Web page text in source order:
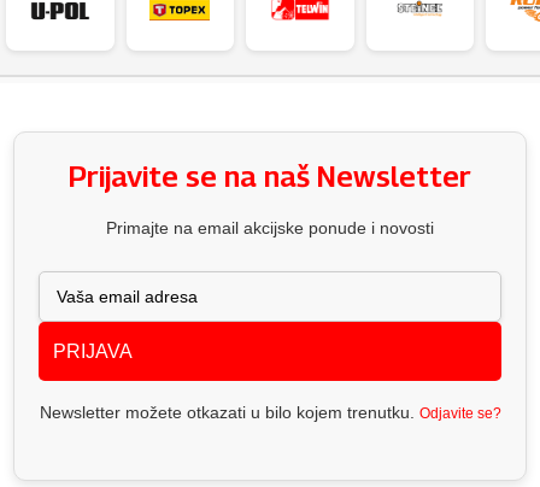
Prijavite se na naš Newsletter
Primajte na email akcijske ponude i novosti
PRIJAVA
Newsletter možete otkazati u bilo kojem trenutku. Odjavite se?